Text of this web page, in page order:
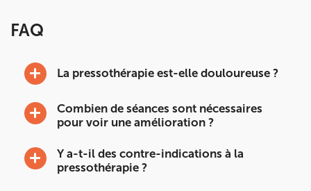
FAQ
La pressothérapie est-elle douloureuse ?
Combien de séances sont nécessaires
pour voir une amélioration ?
Y a-t-il des contre-indications à la
pressothérapie ?
8 Rue de Paris 92190 Meudon
01 40 95 01 09
Prenez RDV sur
Prenez RDV sur